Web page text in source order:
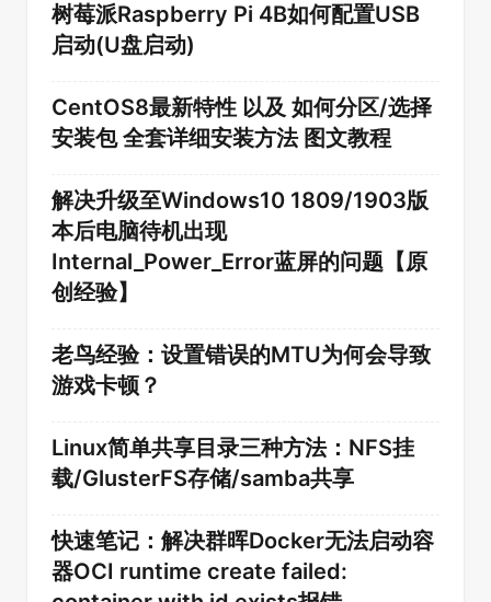
树莓派Raspberry Pi 4B如何配置USB
启动(U盘启动)
CentOS8最新特性 以及 如何分区/选择
安装包 全套详细安装方法 图文教程
解决升级至Windows10 1809/1903版
本后电脑待机出现
Internal_Power_Error蓝屏的问题【原
创经验】
老鸟经验：设置错误的MTU为何会导致
游戏卡顿？
Linux简单共享目录三种方法：NFS挂
载/GlusterFS存储/samba共享
快速笔记：解决群晖Docker无法启动容
器OCI runtime create failed: